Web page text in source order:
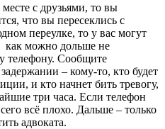
с друзьями, то вы
что вы пересеклись с
переулке, то у вас могут
как можно дольше не
телефону. Сообщите
– кому-то, кто будет
и кто начнет бить тревогу,
три часа. Если телефон
всё плохо. Дальше – только
адвоката.